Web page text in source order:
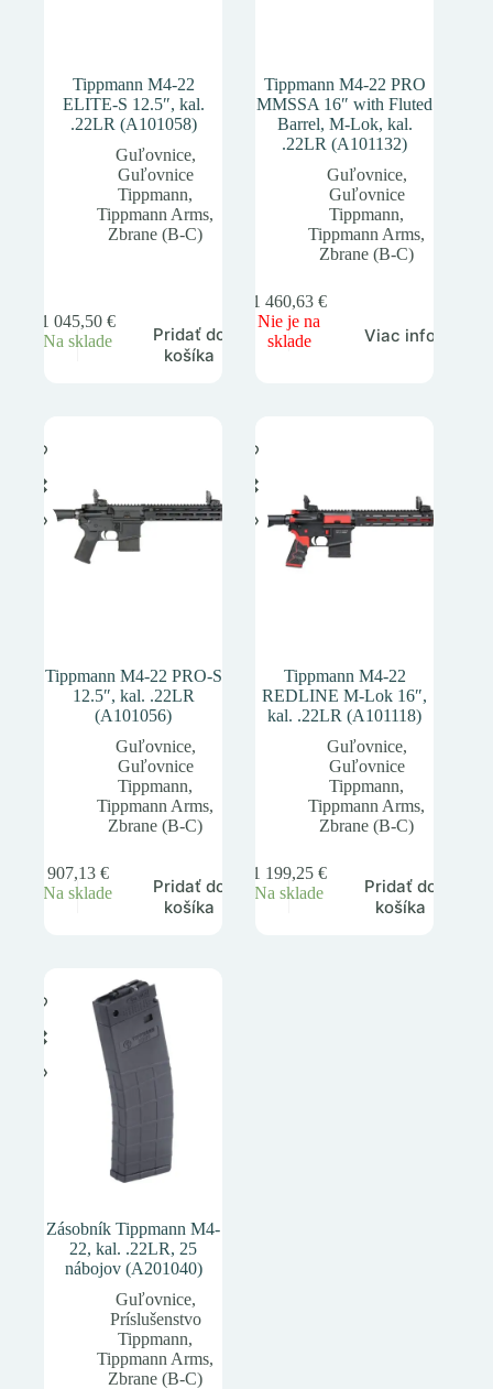
Tippmann M4-22
ELITE-S 12.5″, kal.
.22LR (A101058)
Guľovnice,
Guľovnice
Tippmann,
Tippmann Arms,
Zbrane (B-C)
1 045,50 €
Na sklade
Pridať do
košíka
Tippmann M4-22 PRO
MMSSA 16″ with Fluted
Barrel, M-Lok, kal.
.22LR (A101132)
Guľovnice,
Guľovnice
Tippmann,
Tippmann Arms,
Zbrane (B-C)
1 460,63 €
Nie je na
sklade
Viac info
Tippmann M4-22 PRO-S
12.5″, kal. .22LR
(A101056)
Guľovnice,
Guľovnice
Tippmann,
Tippmann Arms,
Zbrane (B-C)
907,13 €
Na sklade
Pridať do
košíka
Tippmann M4-22
REDLINE M-Lok 16″,
kal. .22LR (A101118)
Guľovnice,
Guľovnice
Tippmann,
Tippmann Arms,
Zbrane (B-C)
1 199,25 €
Na sklade
Pridať do
košíka
Zásobník Tippmann M4-
22, kal. .22LR, 25
nábojov (A201040)
Guľovnice,
Príslušenstvo
Tippmann,
Tippmann Arms,
Zbrane (B-C)